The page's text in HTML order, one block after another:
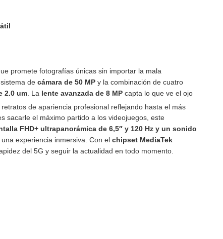
promete fotografías únicas sin importar la mala
de cámara de 50 MPy la combinación de cuatro
2.0 um. La lente avanzada de 8 MPcapta lo que ve el ojo
retratos de apariencia profesional reflejando hasta el más
sacarle el máximo partido a los videojuegos, este
FHD+ ultrapanorámica de 6,5″ y 120 Hz y un sonido
experiencia inmersiva. Con el chipset MediaTek
del 5G y seguir la actualidad en todo momento.